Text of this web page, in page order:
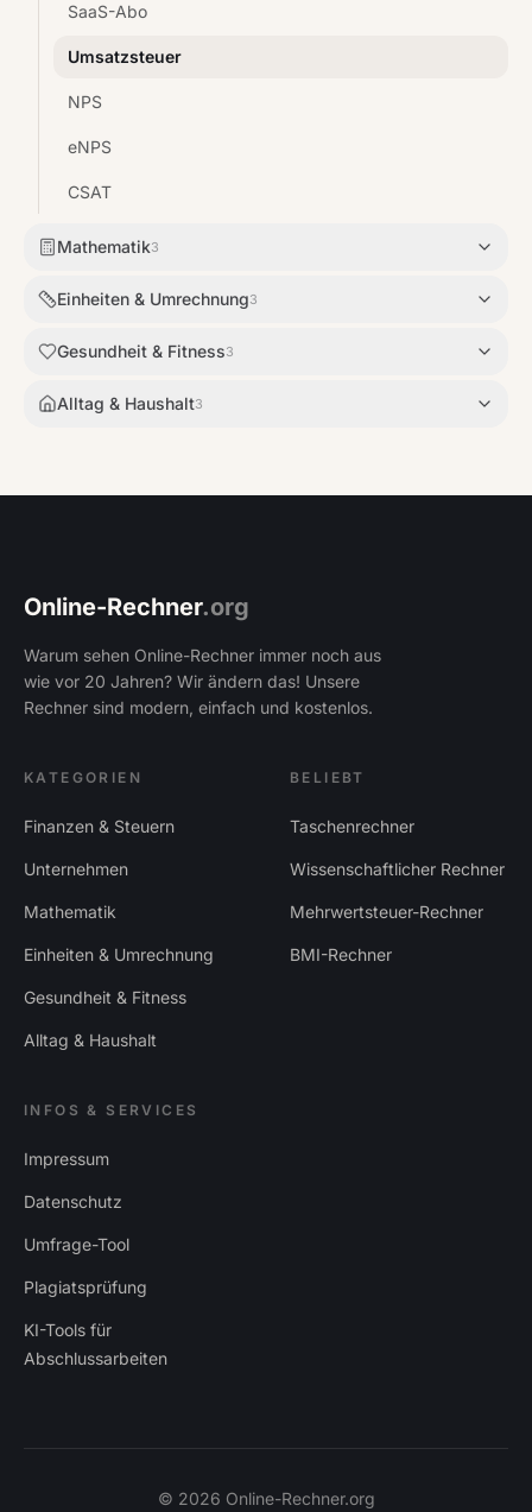
SaaS-Abo
Umsatzsteuer
NPS
eNPS
CSAT
Mathematik3
Einheiten & Umrechnung3
Gesundheit & Fitness3
Alltag & Haushalt3
Online-Rechner.org
Warum sehen Online-Rechner immer noch aus
wie vor 20 Jahren? Wir ändern das! Unsere
Rechner sind modern, einfach und kostenlos.
KATEGORIEN
Finanzen & Steuern
Unternehmen
Mathematik
Einheiten & Umrechnung
Gesundheit & Fitness
Alltag & Haushalt
BELIEBT
Taschenrechner
Wissenschaftlicher Rechner
Mehrwertsteuer-Rechner
BMI-Rechner
INFOS & SERVICES
Impressum
Datenschutz
Umfrage-Tool
Plagiatsprüfung
KI-Tools für
Abschlussarbeiten
© 2026 Online-Rechner.org